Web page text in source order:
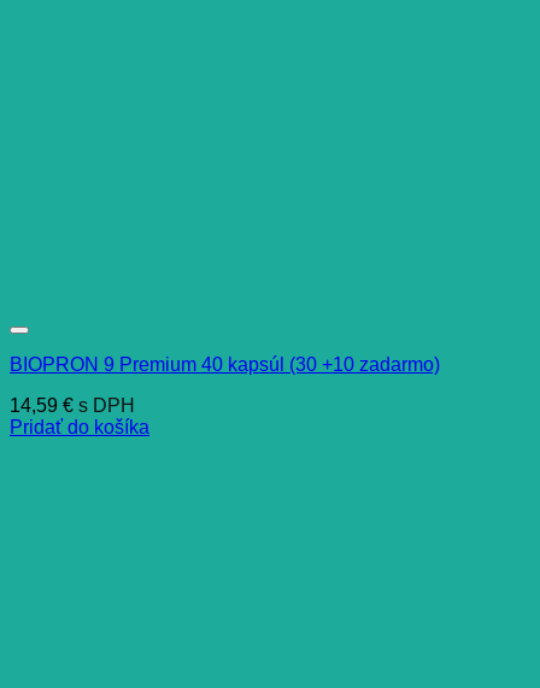
BIOPRON 9 Premium 40 kapsúl (30 +10 zadarmo)
14,59 € s DPH
Pridať do košíka